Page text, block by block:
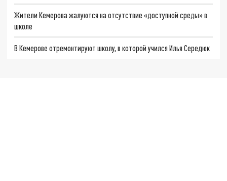
Жители Кемерова жалуются на отсутствие «доступной среды» в
школе
В Кемерове отремонтируют школу, в которой учился Илья Середюк